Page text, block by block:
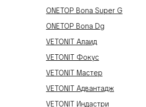
ONETOP Bona Super G
ONETOP Bona Dg
VETONIT Алаид
VETONIT Фокус
VETONIT Мастер
VETONIT Адвантадж
VETONIT Индастри